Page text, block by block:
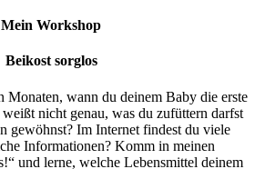
Mein Workshop
Beikost sorglos
Monaten, wann du deinem Baby die erste
nicht genau, was du zufüttern darfst
gewöhnst? Im Internet findest du viele
Informationen? Komm in meinen
und lerne, welche Lebensmittel deinem